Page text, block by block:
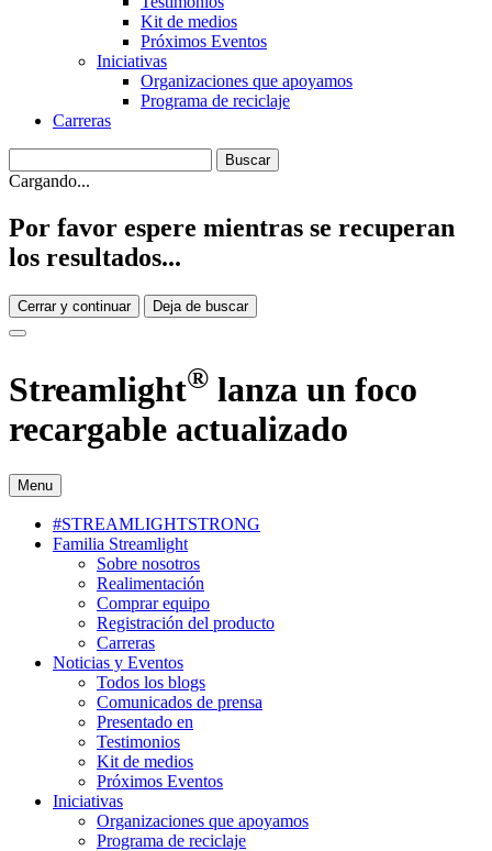
Kit de medios
Próximos Eventos
Iniciativas
Organizaciones que apoyamos
Programa de reciclaje
Carreras
Cargando...
Por favor espere mientras se recuperan
los resultados...
Cerrar y continuar Deja de buscar
Streamlight® lanza un foco
recargable actualizado
Menu
#STREAMLIGHTSTRONG
Familia Streamlight
Sobre nosotros
Realimentación
Comprar equipo
Registración del producto
Carreras
Noticias y Eventos
Todos los blogs
Comunicados de prensa
Presentado en
Testimonios
Kit de medios
Próximos Eventos
Iniciativas
Organizaciones que apoyamos
Programa de reciclaje